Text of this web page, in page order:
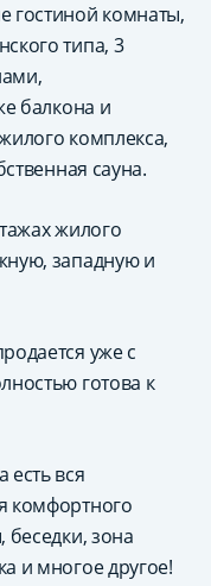
гостиной комнаты,
типа, 3
балкона и
комплекса,
сауна.
жилого
западную и
уже с
готова к
есть вся
комфортного
зона
и многое другое!